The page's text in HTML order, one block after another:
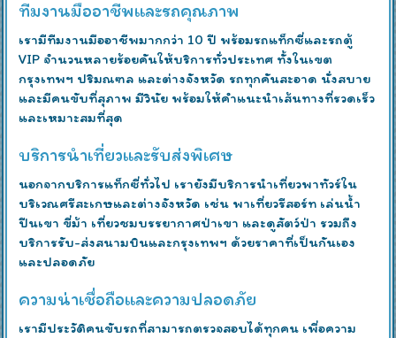
ทีมงานมืออาชีพและรถคุณภาพ
เรามีทีมงานมืออาชีพมากกว่า 10 ปี พร้อมรถแท็กซี่และรถตู้
VIP จำนวนหลายร้อยคันให้บริการทั่วประเทศ ทั้งในเขต
กรุงเทพฯ ปริมณฑล และต่างจังหวัด รถทุกคันสะอาด นั่งสบาย
และมีคนขับที่สุภาพ มีวินัย พร้อมให้คำแนะนำเส้นทางที่รวดเร็ว
และเหมาะสมที่สุด
บริการนำเที่ยวและรับส่งพิเศษ
นอกจากบริการแท็กซี่ทั่วไป เรายังมีบริการนำเที่ยวพาทัวร์ใน
บริเวณศรีสะเกษและต่างจังหวัด เช่น พาเที่ยวรีสอร์ท เล่นน้ำ
ปีนเขา ขี่ม้า เที่ยวชมบรรยากาศป่าเขา และดูสัตว์ป่า รวมถึง
บริการรับ-ส่งสนามบินและกรุงเทพฯ ด้วยราคาที่เป็นกันเอง
และปลอดภัย
ความน่าเชื่อถือและความปลอดภัย
เรามีประวัติคนขับรถที่สามารถตรวจสอบได้ทุกคน เพื่อความ